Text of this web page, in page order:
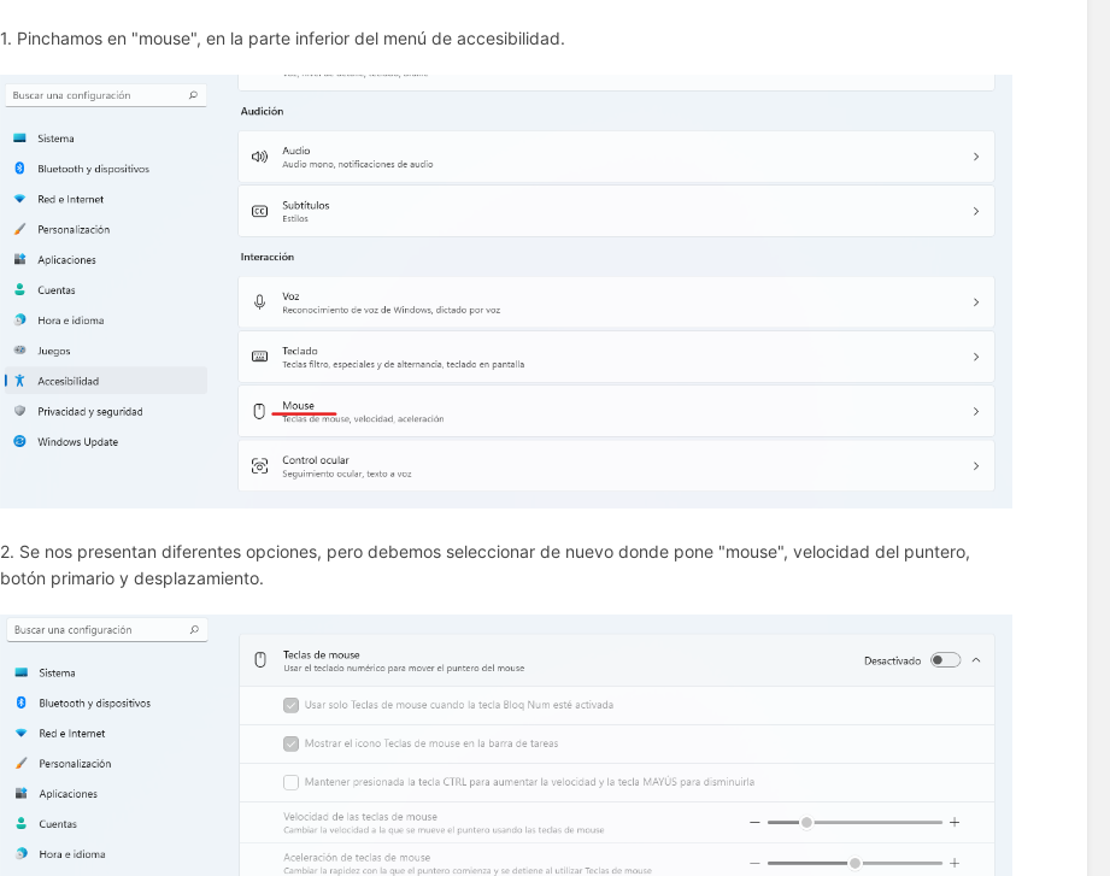
1. Pinchamos en "mouse", en la parte inferior del menú de accesibilidad.
2. Se nos presentan diferentes opciones, pero debemos seleccionar de nuevo donde pone "mouse", velocidad del puntero,
botón primario y desplazamiento.